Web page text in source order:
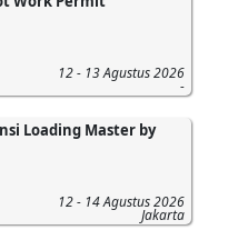
12 - 13 Agustus 2026
-
Loading Master by
12 - 14 Agustus 2026
Jakarta